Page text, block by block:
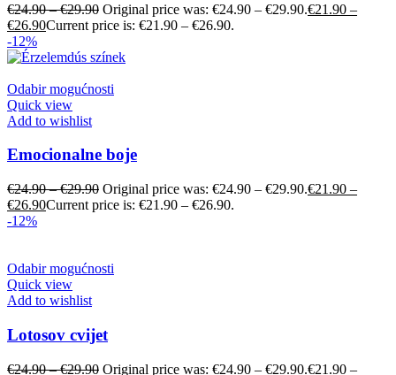
€24.90–€29.90 Original price was: €24.90 – €29.90.€21.90 –
€26.90Current price is: €21.90 – €26.90.
-12%
Odabir mogućnosti
Quick view
Add to wishlist
Emocionalne boje
€24.90–€29.90 Original price was: €24.90 – €29.90.€21.90 –
€26.90Current price is: €21.90 – €26.90.
-12%
Odabir mogućnosti
Quick view
Add to wishlist
Lotosov cvijet
€24.90–€29.90 Original price was: €24.90 – €29.90.€21.90 –